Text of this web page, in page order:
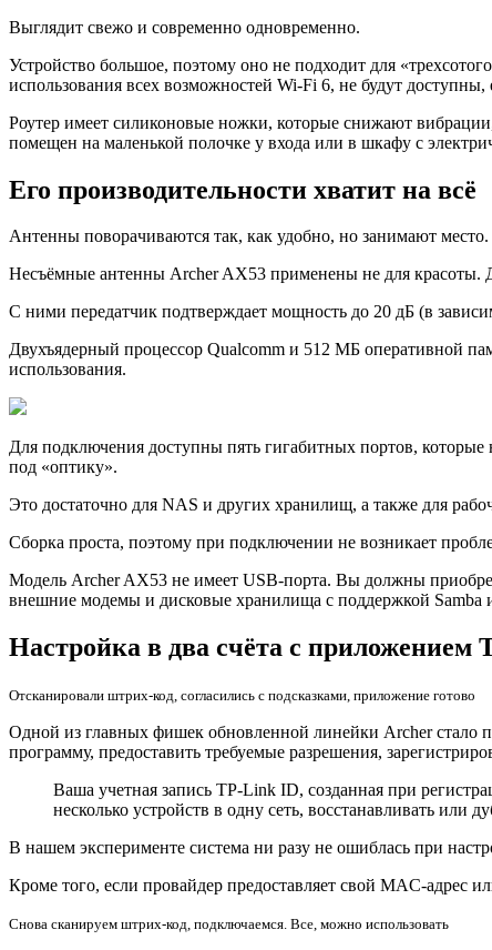
Выглядит свежо и современно одновременно.
Устройство большое, поэтому оно не подходит для
использования всех возможностей Wi-Fi 6, не будут доступны,
Роутер имеет силиконовые ножки, которые снижают
помещен на маленькой полочке у входа или в шкафу с
Его производительности хватит на всё
Антенны поворaчиваются так, как удобно, но занимают место.
Несъёмные антенны Archer AX53 применены не для
С ними пеpедатчик подтверждает мощность до 20 дБ (в
Двухъядерный процессор Qualcomm и 512 МБ оперативной
использования.
Для подключения доступны пять гигабитных портов,
под «оптику».
Это достаточно для NAS и других хранилищ, а также для
Сборка проста, поэтому при подключении не возникает
Модель Archer AX53 не имеет USB-порта. Вы должны
внешние модемы и дисковые хранилища с поддержкой Samba
Настройка в два счёта с приложением
Отсканировали штрих-код, согласились с подсказками, приложение готово
Одной из главных фишек обновленной линейки Archer стало
программу, предоставить требуемые разрешения,
Ваша учетная запись TP-Link ID, созданная при
несколько устройств в одну сеть, восстанавливать или
В нашем эксперименте система ни разу не ошиблась при
Кроме того, если провайдер предоставляет свой MAC-адрес
Снова сканируем штрих-код, подключаемся. Все, можно использовать